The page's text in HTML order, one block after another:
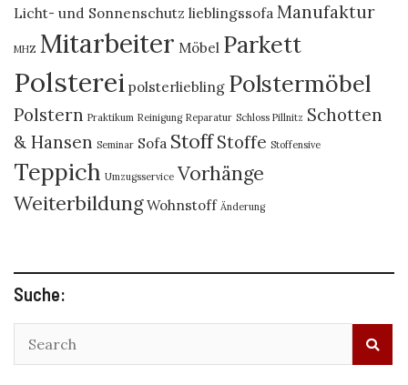
Licht- und Sonnenschutz lieblingssofa Manufaktur
MHZ Mitarbeiter Möbel Parkett
Polsterei polsterliebling Polstermöbel
Polstern Praktikum Reinigung Reparatur Schloss Pillnitz Schotten
& Hansen Seminar Sofa Stoff Stoffe Stoffensive
Teppich Umzugsservice Vorhänge
Weiterbildung Wohnstoff Änderung
Suche: